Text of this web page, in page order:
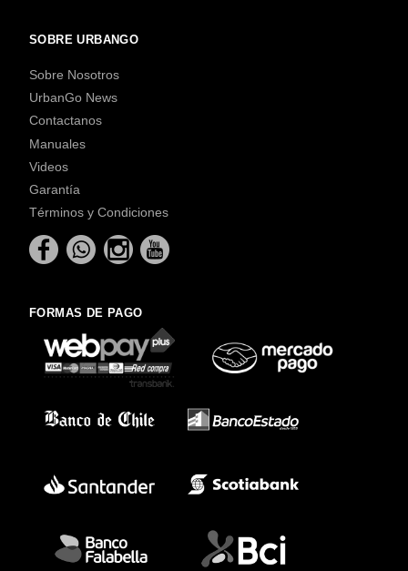
SOBRE URBANGO
Sobre Nosotros
UrbanGo News
Contactanos
Manuales
Videos
Garantía
Términos y Condiciones
FORMAS DE PAGO